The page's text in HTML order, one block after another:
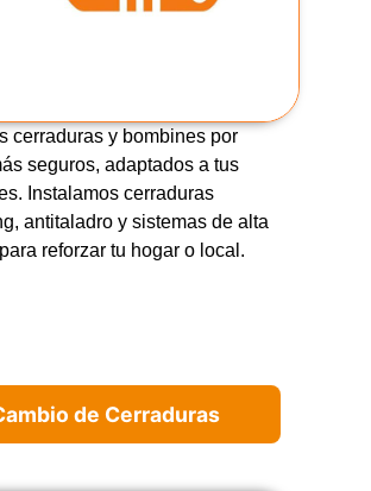
cerraduras y bombines por
seguros, adaptados a tus
Instalamos cerraduras
antitaladro y sistemas de alta
reforzar tu hogar o local.
de Cerraduras